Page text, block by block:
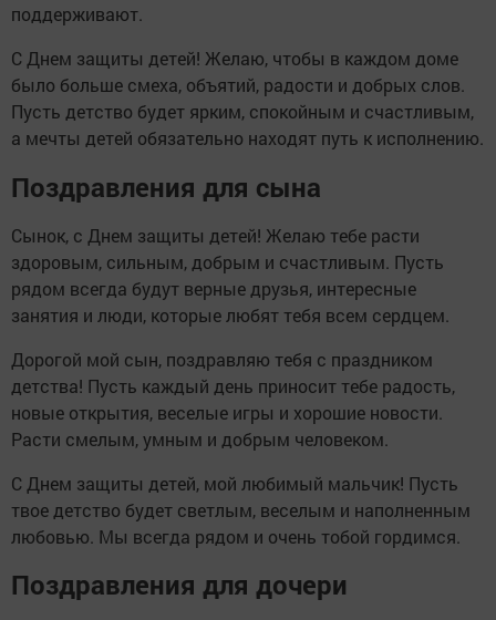
поддерживают.
С Днем защиты детей! Желаю, чтобы в каждом доме
было больше смеха, объятий, радости и добрых слов.
Пусть детство будет ярким, спокойным и счастливым,
а мечты детей обязательно находят путь к исполнению.
Поздравления для сына
Сынок, с Днем защиты детей! Желаю тебе расти
здоровым, сильным, добрым и счастливым. Пусть
рядом всегда будут верные друзья, интересные
занятия и люди, которые любят тебя всем сердцем.
Дорогой мой сын, поздравляю тебя с праздником
детства! Пусть каждый день приносит тебе радость,
новые открытия, веселые игры и хорошие новости.
Расти смелым, умным и добрым человеком.
С Днем защиты детей, мой любимый мальчик! Пусть
твое детство будет светлым, веселым и наполненным
любовью. Мы всегда рядом и очень тобой гордимся.
Поздравления для дочери